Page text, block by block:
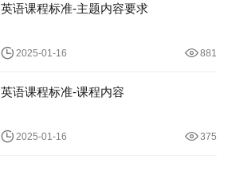
英语课程标准-主题内容要求
2025-01-16 881
英语课程标准-课程内容
2025-01-16 375